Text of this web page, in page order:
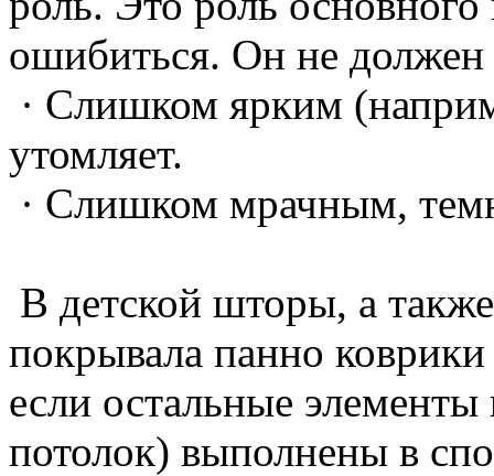
ошибиться. Он не
· Слишком ярким
утомляет.
· Слишком мрачным,
В детской шторы, а
покрывала панно
если остальные
потолок) выполнены в